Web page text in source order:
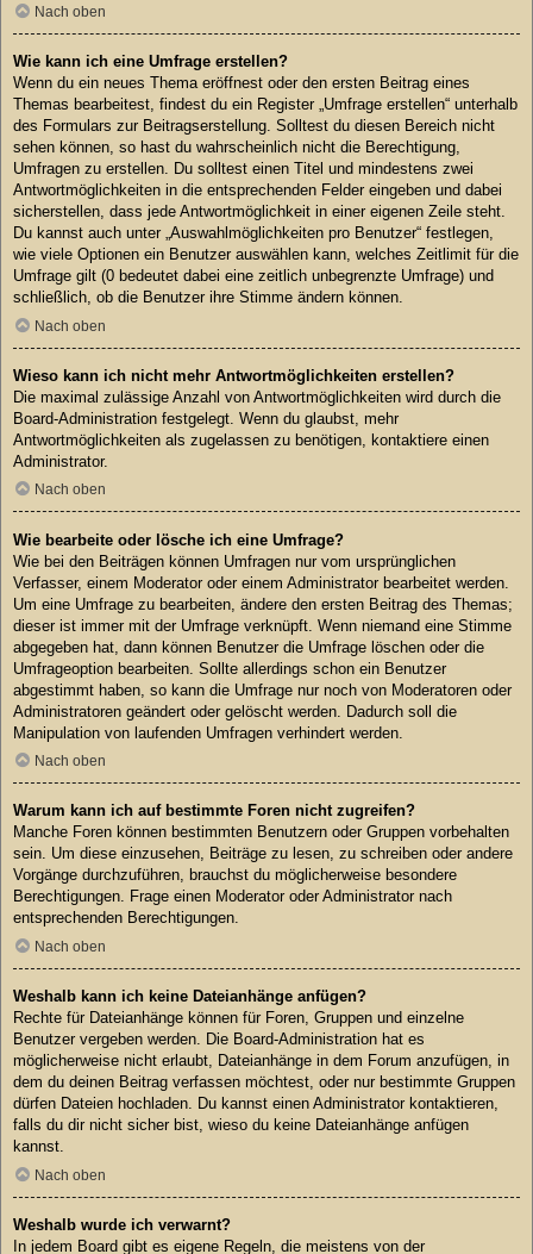
Nach oben
Wie kann ich eine Umfrage erstellen?
Wenn du ein neues Thema eröffnest oder den ersten Beitrag eines
Themas bearbeitest, findest du ein Register „Umfrage erstellen“ unterhalb
des Formulars zur Beitragserstellung. Solltest du diesen Bereich nicht
sehen können, so hast du wahrscheinlich nicht die Berechtigung,
Umfragen zu erstellen. Du solltest einen Titel und mindestens zwei
Antwortmöglichkeiten in die entsprechenden Felder eingeben und dabei
sicherstellen, dass jede Antwortmöglichkeit in einer eigenen Zeile steht.
Du kannst auch unter „Auswahlmöglichkeiten pro Benutzer“ festlegen,
wie viele Optionen ein Benutzer auswählen kann, welches Zeitlimit für die
Umfrage gilt (0 bedeutet dabei eine zeitlich unbegrenzte Umfrage) und
schließlich, ob die Benutzer ihre Stimme ändern können.
Nach oben
Wieso kann ich nicht mehr Antwortmöglichkeiten erstellen?
Die maximal zulässige Anzahl von Antwortmöglichkeiten wird durch die
Board-Administration festgelegt. Wenn du glaubst, mehr
Antwortmöglichkeiten als zugelassen zu benötigen, kontaktiere einen
Administrator.
Nach oben
Wie bearbeite oder lösche ich eine Umfrage?
Wie bei den Beiträgen können Umfragen nur vom ursprünglichen
Verfasser, einem Moderator oder einem Administrator bearbeitet werden.
Um eine Umfrage zu bearbeiten, ändere den ersten Beitrag des Themas;
dieser ist immer mit der Umfrage verknüpft. Wenn niemand eine Stimme
abgegeben hat, dann können Benutzer die Umfrage löschen oder die
Umfrageoption bearbeiten. Sollte allerdings schon ein Benutzer
abgestimmt haben, so kann die Umfrage nur noch von Moderatoren oder
Administratoren geändert oder gelöscht werden. Dadurch soll die
Manipulation von laufenden Umfragen verhindert werden.
Nach oben
Warum kann ich auf bestimmte Foren nicht zugreifen?
Manche Foren können bestimmten Benutzern oder Gruppen vorbehalten
sein. Um diese einzusehen, Beiträge zu lesen, zu schreiben oder andere
Vorgänge durchzuführen, brauchst du möglicherweise besondere
Berechtigungen. Frage einen Moderator oder Administrator nach
entsprechenden Berechtigungen.
Nach oben
Weshalb kann ich keine Dateianhänge anfügen?
Rechte für Dateianhänge können für Foren, Gruppen und einzelne
Benutzer vergeben werden. Die Board-Administration hat es
möglicherweise nicht erlaubt, Dateianhänge in dem Forum anzufügen, in
dem du deinen Beitrag verfassen möchtest, oder nur bestimmte Gruppen
dürfen Dateien hochladen. Du kannst einen Administrator kontaktieren,
falls du dir nicht sicher bist, wieso du keine Dateianhänge anfügen
kannst.
Nach oben
Weshalb wurde ich verwarnt?
In jedem Board gibt es eigene Regeln, die meistens von der